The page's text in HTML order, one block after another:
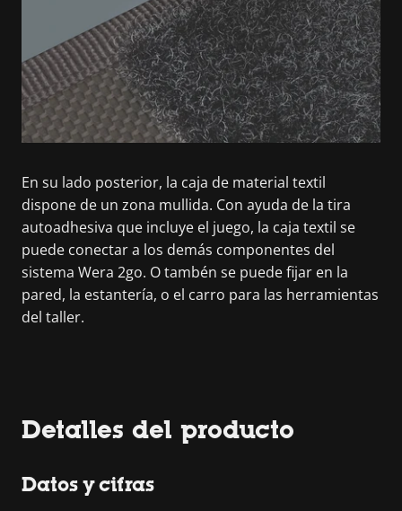
En su lado posterior, la caja de material textil
dispone de un zona mullida. Con ayuda de la tira
autoadhesiva que incluye el juego, la caja textil se
puede conectar a los demás componentes del
sistema Wera 2go. O tambén se puede fijar en la
pared, la estantería, o el carro para las herramientas
del taller.
Detalles del producto
Datos y cifras